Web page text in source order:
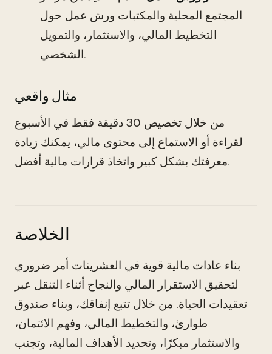
المجتمع المحلية والمكتبات ورش عمل حول
التخطيط المالي، والاستثمار، والتمويل
الشخصي.
مثال واقعي
من خلال تخصيص 30 دقيقة فقط في الأسبوع
لقراءة أو الاستماع إلى محتوى مالي، يمكنك زيادة
معرفتك بشكل كبير واتخاذ قرارات مالية أفضل.
الخلاصة
بناء عادات مالية قوية في العشرينات أمر ضروري
لتحقيق الاستقرار المالي والنجاح أثناء التنقل عبر
تعقيدات الحياة. من خلال تتبع إنفاقك، وبناء صندوق
طوارئ، والتخطيط المالي، وفهم الائتمان،
والاستثمار مبكرًا، وتحديد الأهداف المالية، وتجنب